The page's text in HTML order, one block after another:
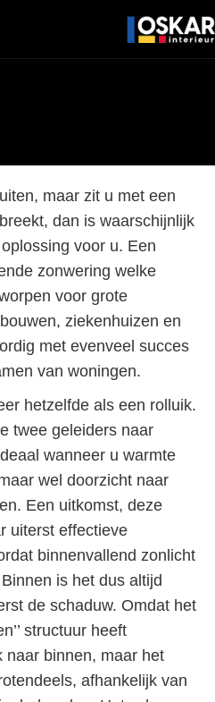
maar zit u met een
dan is waarschijnlijk
voor u. Een
zonwering welke
voor grote
ziekenhuizen en
met evenveel succes
van woningen.
hetzelfde als een rolluik.
twee geleiders naar
wanneer u warmte
wel doorzicht naar
Een uitkomst, deze
uiterst effectieve
binnenvallend zonlicht
is het dus altijd
de schaduw. Omdat het
structuur heeft
naar binnen, maar het
afhankelijk van